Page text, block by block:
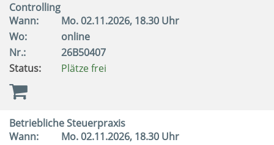
Controlling
Wann:
Mo.02.11.2026, 18.30 Uhr
Wo:
online
Nr.:
26B50407
Status:
Plätze frei
Betriebliche Steuerpraxis
Wann:
Mo.02.11.2026, 18.30 Uhr